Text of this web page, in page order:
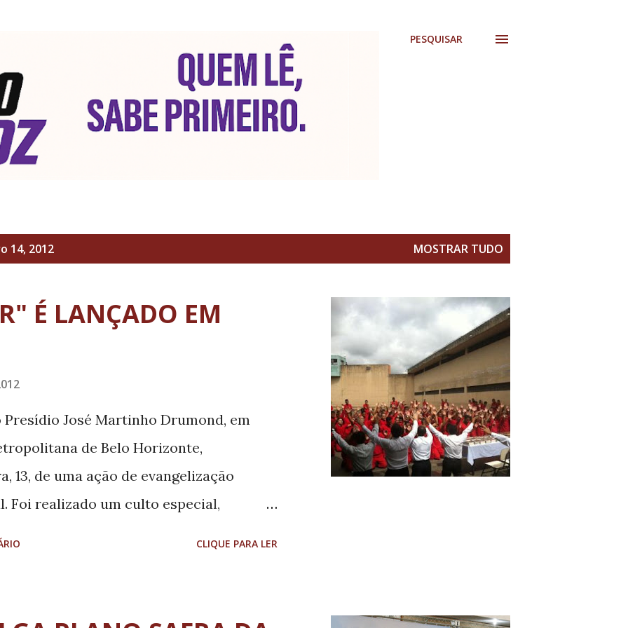
PESQUISAR
14, 2012 MOSTRAR TUDO
É LANÇADO EM
José Martinho Drumond, em
de Belo Horizonte,
de uma ação de evangelização
Foi realizado um culto especial,
CLIQUE PARA LER